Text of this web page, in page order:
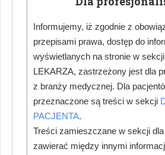
Informujemy, iż zgodnie z
przepisami prawa, dostęp do
wyświetlanych na stronie w
LEKARZA, zastrzeżony jest dla
z branży medycznej. Dla
przeznaczone są treści w sekcji
PACJENTA.
Treści zamieszczane w sekcji
zawierać między innymi